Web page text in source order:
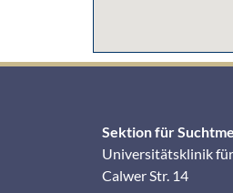
Sektion für
Universitätsklinik
Calwer Str. 14